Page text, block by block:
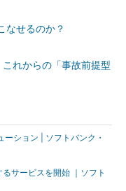
なせるのか？
れからの「事故前提型
ション | ソフトバンク・
サービスを開始 ｜ソフト